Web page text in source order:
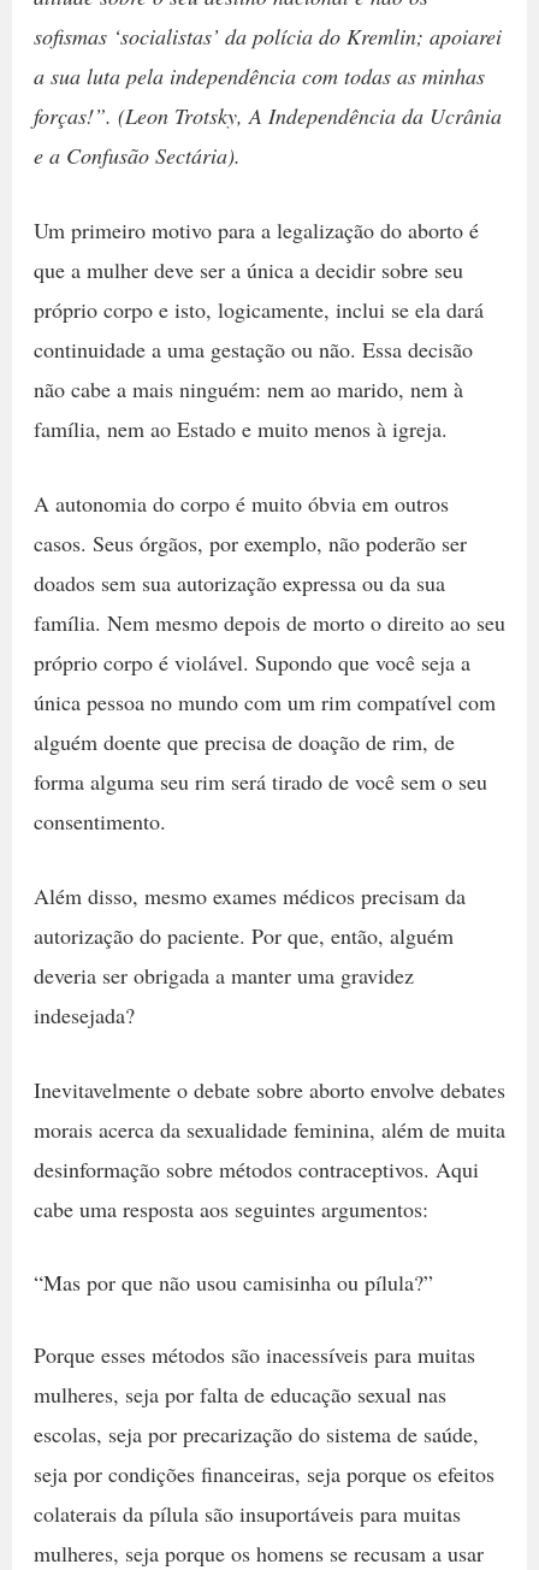
sofismas ‘socialistas’ da polícia do Kremlin; apoiarei
a sua luta pela independência com todas as minhas
forças!”. (Leon Trotsky, A Independência da Ucrânia
e a Confusão Sectária).
Um primeiro motivo para a legalização do aborto é
que a mulher deve ser a única a decidir sobre seu
próprio corpo e isto, logicamente, inclui se ela dará
continuidade a uma gestação ou não. Essa decisão
não cabe a mais ninguém: nem ao marido, nem à
família, nem ao Estado e muito menos à igreja.
A autonomia do corpo é muito óbvia em outros
casos. Seus órgãos, por exemplo, não poderão ser
doados sem sua autorização expressa ou da sua
família. Nem mesmo depois de morto o direito ao seu
próprio corpo é violável. Supondo que você seja a
única pessoa no mundo com um rim compatível com
alguém doente que precisa de doação de rim, de
forma alguma seu rim será tirado de você sem o seu
consentimento.
Além disso, mesmo exames médicos precisam da
autorização do paciente. Por que, então, alguém
deveria ser obrigada a manter uma gravidez
indesejada?
Inevitavelmente o debate sobre aborto envolve debates
morais acerca da sexualidade feminina, além de muita
desinformação sobre métodos contraceptivos. Aqui
cabe uma resposta aos seguintes argumentos:
“Mas por que não usou camisinha ou pílula?”
Porque esses métodos são inacessíveis para muitas
mulheres, seja por falta de educação sexual nas
escolas, seja por precarização do sistema de saúde,
seja por condições financeiras, seja porque os efeitos
colaterais da pílula são insuportáveis para muitas
mulheres, seja porque os homens se recusam a usar